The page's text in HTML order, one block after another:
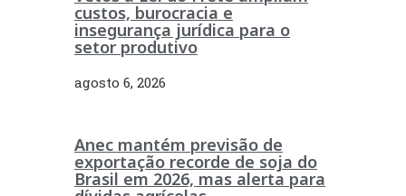
custos, burocracia e
insegurança jurídica para o
setor produtivo
agosto 6, 2026
Anec mantém previsão de
exportação recorde de soja do
Brasil em 2026, mas alerta para